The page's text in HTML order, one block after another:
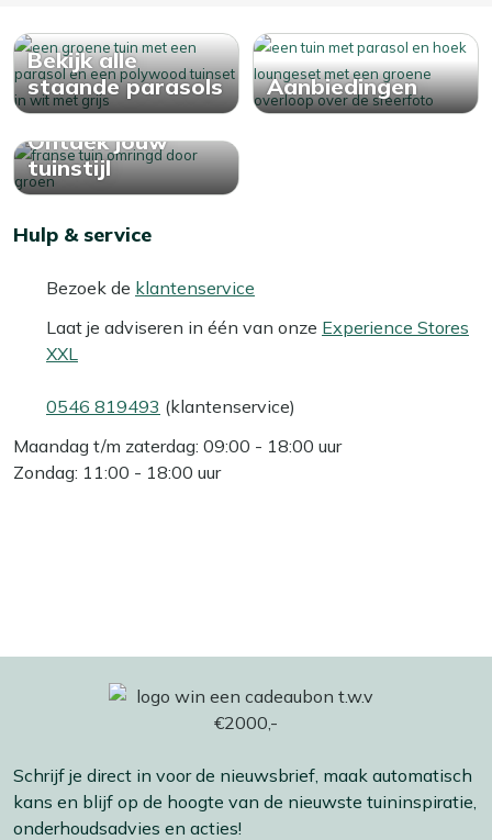
Bekijk alle
staande parasols
Aanbiedingen
Ontdek jouw
tuinstijl
Hulp & service
Bezoek de klantenservice
Laat je adviseren in één van onze Experience Stores
XXL
0546 819493 (klantenservice)
Maandag t/m zaterdag: 09:00 - 18:00 uur
Zondag: 11:00 - 18:00 uur
Schrijf je direct in voor de nieuwsbrief, maak automatisch
kans en blijf op de hoogte van de nieuwste tuininspiratie,
onderhoudsadvies en acties!